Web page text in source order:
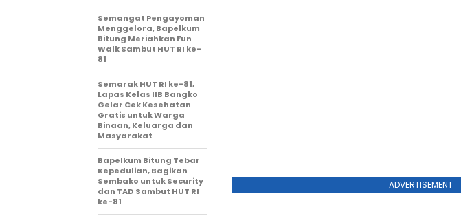
ADVERTISEMENT
Semangat Pengayoman
Menggelora, Bapelkum
Bitung Meriahkan Fun
Walk Sambut HUT RI ke-
81
Semarak HUT RI ke-81,
Lapas Kelas IIB Bangko
Gelar Cek Kesehatan
Gratis untuk Warga
Binaan, Keluarga dan
Masyarakat
Bapelkum Bitung Tebar
Kepedulian, Bagikan
Sembako untuk Security
dan TAD Sambut HUT RI
ke-81